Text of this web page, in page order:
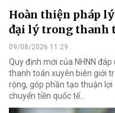
Hoàn thiện pháp
đại lý trong thanh
09/08/2026 11:29
Quy định mới của NHNN
thanh toán xuyên biên giới
rộng, góp phần tạo thuận
chuyển tiền quốc tế...